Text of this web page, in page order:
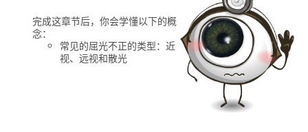
完成这章节后，你会学懂以下的概
念：
常见的屈光不正的类型：近
视、远视和散光